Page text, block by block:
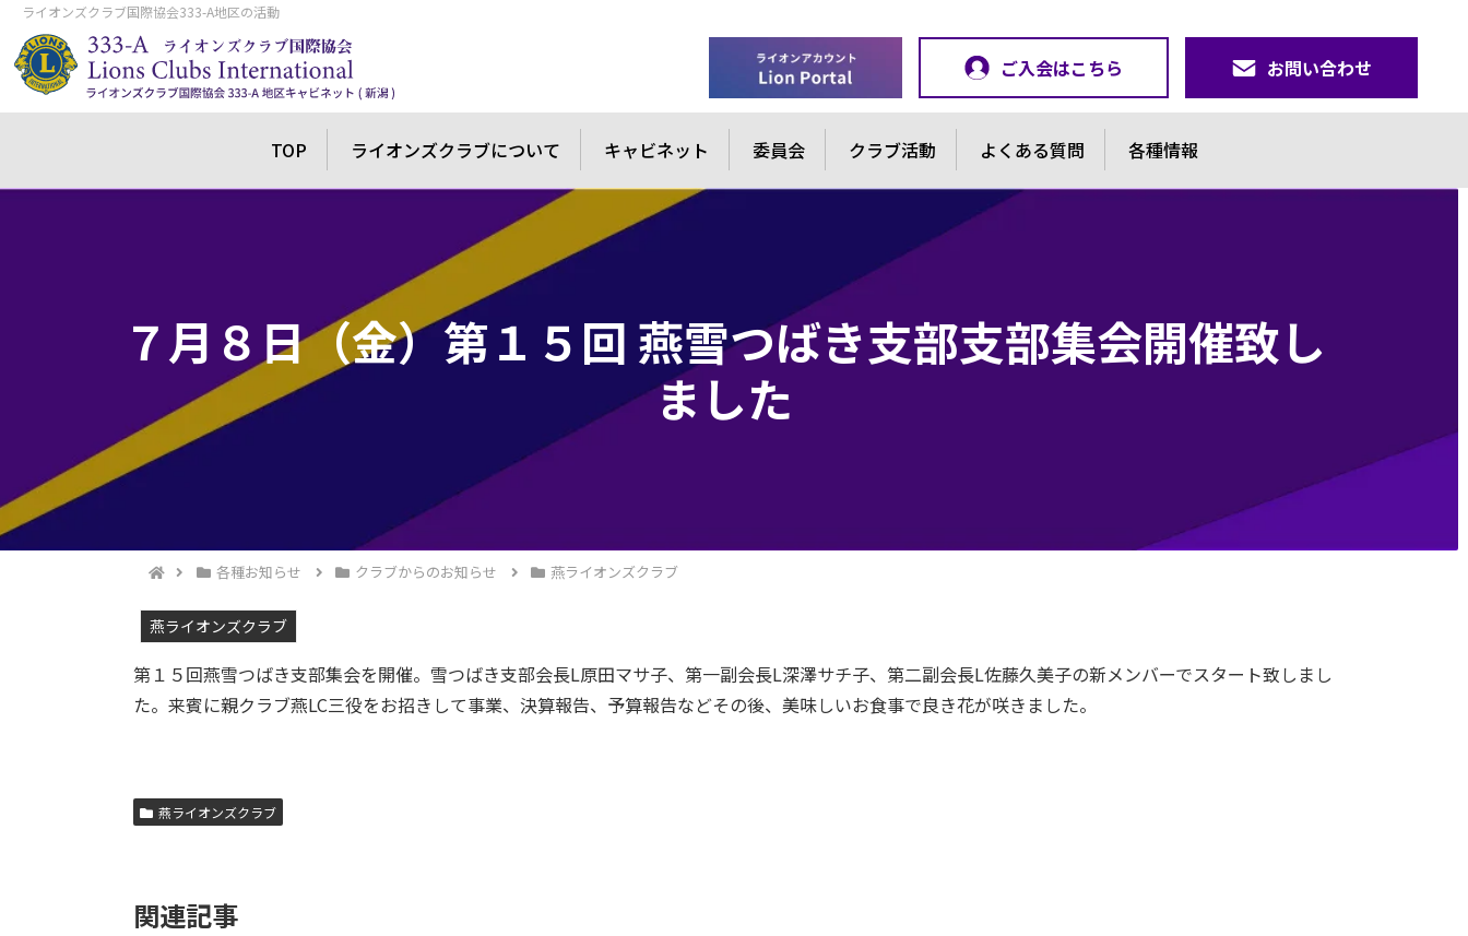
ライオンズクラブ国際協会333-A地区の活動
ご入会はこちら お問い合わせ
TOP ライオンズクラブについて キャビネット 委員会 クラブ活動 よくある質問 各種情報
７月８日（金）第１５回 燕雪つばき支部支部集会開催致し
ました
各種お知らせ クラブからのお知らせ 燕ライオンズクラブ
燕ライオンズクラブ
第１５回燕雪つばき支部集会を開催。雪つばき支部会長L原田マサ子、第一副会長L深澤サチ子、第二副会長L佐藤久美子の新メンバーでスタート致しまし
た。来賓に親クラブ燕LC三役をお招きして事業、決算報告、予算報告などその後、美味しいお食事で良き花が咲きました。
燕ライオンズクラブ
関連記事